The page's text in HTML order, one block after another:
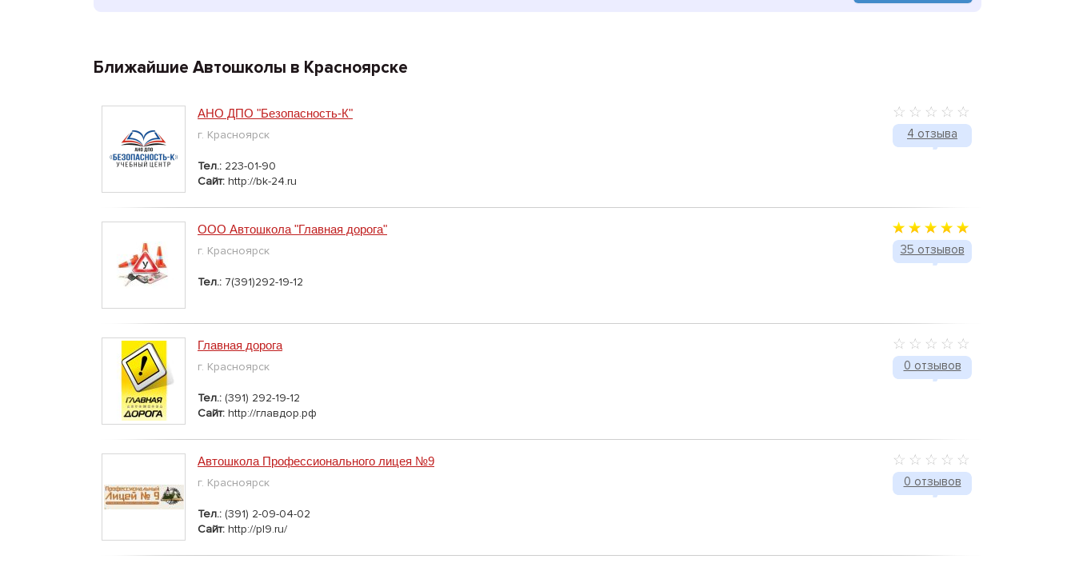
Ближайшие Автошколы в Красноярске
4 отзыва
АНО ДПО "Безопасность-К"
г. Красноярск
Тел.: 223-01-90
Сайт: http://bk-24.ru
35 отзывов
ООО Автошкола "Главная дорога"
г. Красноярск
Тел.: 7(391)292-19-12
0 отзывов
Главная дорога
г. Красноярск
Тел.: (391) 292-19-12
Сайт: http://главдор.рф
0 отзывов
Автошкола Профессионального лицея №9
г. Красноярск
Тел.: (391) 2-09-04-02
Сайт: http://pl9.ru/